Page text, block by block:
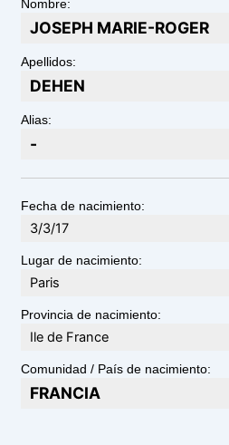
Nombre:
JOSEPH MARIE-ROGER
Apellidos:
DEHEN
Alias:
-
Fecha de nacimiento:
3/3/17
Lugar de nacimiento:
Paris
Provincia de nacimiento:
Ile de France
Comunidad / País de nacimiento:
FRANCIA